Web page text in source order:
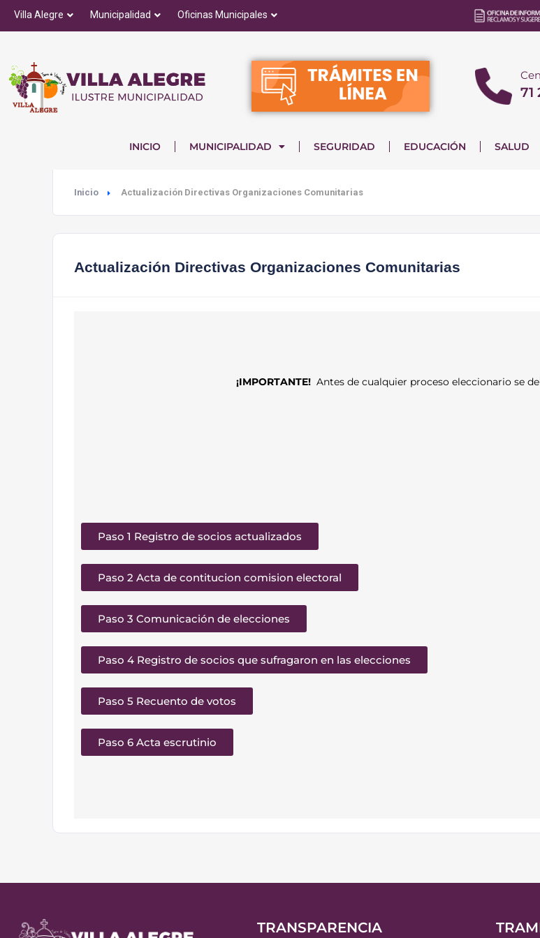
Villa Alegre Municipalidad Oficinas Municipales
71
INICIO MUNICIPALIDAD SEGURIDAD EDUCACIÓN SALUD
Inicio Actualización Directivas Organizaciones Comunitarias
Actualización Directivas Organizaciones Comunitarias
¡IMPORTANTE! Antes de cualquier proceso eleccionario se
Paso 1 Registro de socios actualizados
Paso 2 Acta de contitucion comision electoral
Paso 3 Comunicación de elecciones
Paso 4 Registro de socios que sufragaron en las elecciones
Paso 5 Recuento de votos
Paso 6 Acta escrutinio
TRANSPARENCIA